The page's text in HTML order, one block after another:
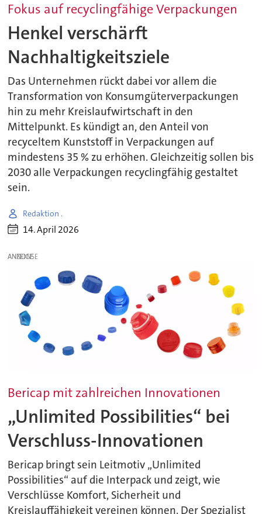
Fokus auf recyclingfähige Verpackungen
Henkel verschärft
Nachhaltigkeitsziele
Das Unternehmen rückt dabei vor allem die
Transformation von Konsumgüterverpackungen
hin zu mehr Kreislaufwirtschaft in den
Mittelpunkt. Es kündigt an, den Anteil von
recyceltem Kunststoff in Verpackungen auf
mindestens 35 % zu erhöhen. Gleichzeitig sollen bis
2030 alle Verpackungen recyclingfähig gestaltet
sein.
Redaktion .
14. April 2026
ANZEIGE
Bericap mit zahlreichen Innovationen
„Unlimited Possibilities“ bei
Verschluss-Innovationen
Bericap bringt sein Leitmotiv „Unlimited
Possibilities“ auf die Interpack und zeigt, wie
Verschlüsse Komfort, Sicherheit und
Kreislauffähigkeit vereinen können. Der Spezialist